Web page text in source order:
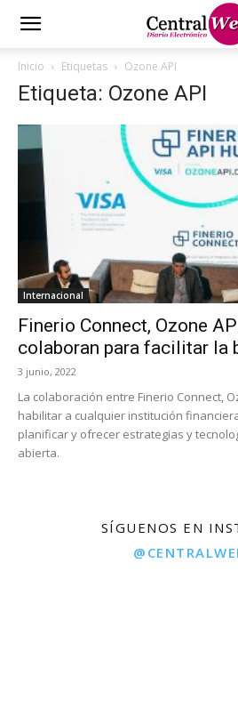
Inicio Etiquetas Ozone API
Etiqueta: Ozone API
Internacional
Finerio Connect, Ozone
colaboran para facilitar la
3 junio, 2022
La colaboración entre Finerio Connect,
habilitar a cualquier institución
planificar y ofrecer estrategias y
abierta.
SÍGUENOS EN